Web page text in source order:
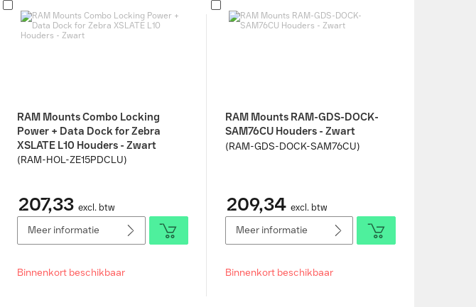
RAM Mounts Combo Locking
Power + Data Dock for Zebra
XSLATE L10 Houders - Zwart
(RAM-HOL-ZE15PDCLU)
207,33 excl. btw
Meer informatie
Binnenkort beschikbaar
RAM Mounts RAM-GDS-DOCK-
SAM76CU Houders - Zwart
(RAM-GDS-DOCK-SAM76CU)
209,34 excl. btw
Meer informatie
Binnenkort beschikbaar